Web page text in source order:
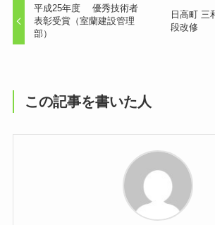
平成25年度 優秀技術者
表彰受賞（室蘭建設管理
部）
日高町 三
段改修
この記事を書いた人